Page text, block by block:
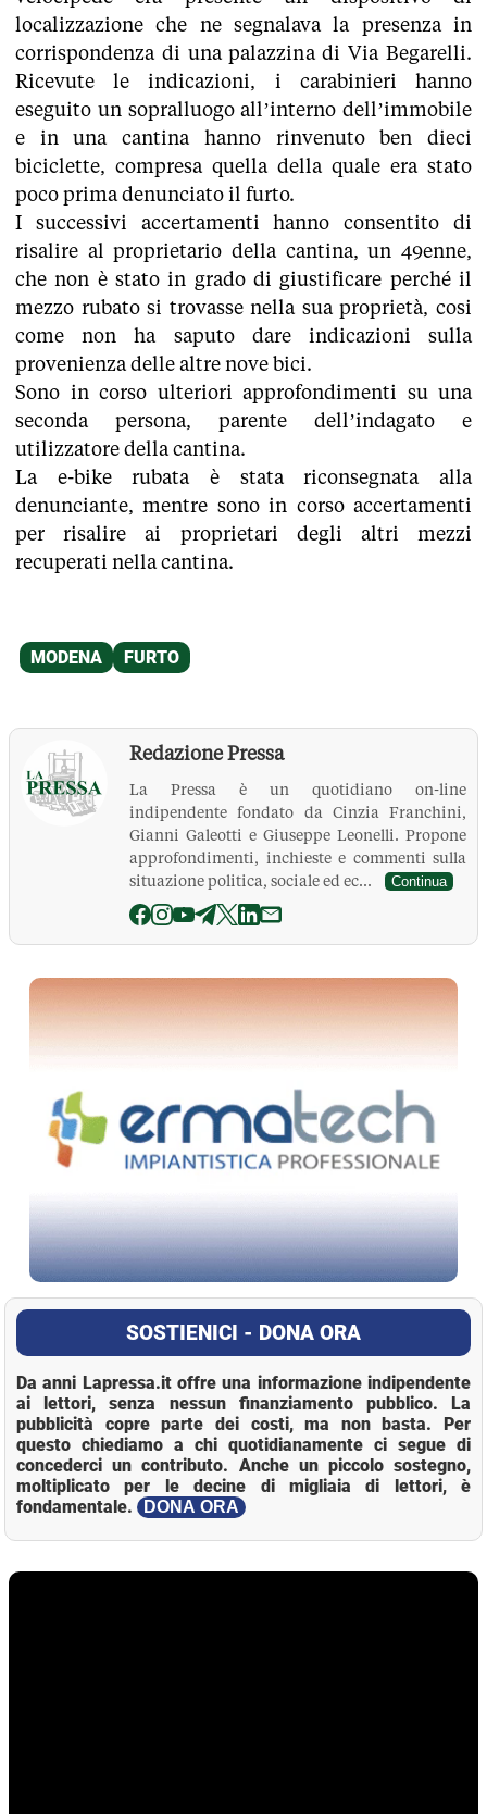
localizzazione che ne segnalava la presenza in
corrispondenza di una palazzina di Via Begarelli.
Ricevute le indicazioni, i carabinieri hanno
eseguito un sopralluogo all’interno dell’immobile
e in una cantina hanno rinvenuto ben dieci
biciclette, compresa quella della quale era stato
poco prima denunciato il furto.
I successivi accertamenti hanno consentito di
risalire al proprietario della cantina, un 49enne,
che non è stato in grado di giustificare perché il
mezzo rubato si trovasse nella sua proprietà, cosi
come non ha saputo dare indicazioni sulla
provenienza delle altre nove bici.
Sono in corso ulteriori approfondimenti su una
seconda persona, parente dell’indagato e
utilizzatore della cantina.
La e-bike rubata è stata riconsegnata alla
denunciante, mentre sono in corso accertamenti
per risalire ai proprietari degli altri mezzi
recuperati nella cantina.
Redazione Pressa
La Pressa è un quotidiano on-line
indipendente fondato da Cinzia Franchini,
Gianni Galeotti e Giuseppe Leonelli. Propone
approfondimenti, inchieste e commenti sulla
situazione politica, sociale ed ec...
Continua
La Pressa
SOSTIENICI - DONA ORA
Da anni Lapressa.it offre una informazione indipendente
ai lettori, senza nessun finanziamento pubblico. La
pubblicità copre parte dei costi, ma non basta. Per
questo chiediamo a chi quotidianamente ci segue di
concederci un contributo. Anche un piccolo sostegno,
moltiplicato per le decine di migliaia di lettori, è
fondamentale.
DONA ORA